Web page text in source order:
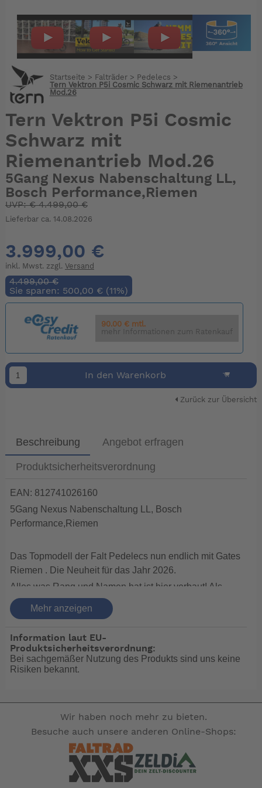
Startseite > Falträder> Pedelecs >
Tern Vektron P5i Cosmic Schwarz mit Riemenantrieb
Mod.26
Tern Vektron P5i Cosmic
Schwarz mit
Riemenantrieb Mod.26
5Gang Nexus Nabenschaltung LL,
Bosch Performance,Riemen
UVP:€4.499,00 €
Lieferbar ca. 14.08.2026
3.999,00 €
inkl. Mwst. zzgl. Versand
4.499,00 €
Sie sparen: 500,00 € (11%)
90.00 € mtl.
mehr Informationen zum Ratenkauf
In den Warenkorb
Zurück zur Übersicht
Beschreibung Angebot erfragen
Produktsicherheitsverordnung
EAN: 812741026160
5Gang Nexus Nabenschaltung LL, Bosch
Performance,Riemen
Das Topmodell der Falt Pedelecs nun endlich mit Gates
Riemen . Die Neuheit für das Jahr 2026.
Alles was Rang und Namen hat ist hier verbaut! Als
erstes natürlich der sehr warungsarme Gatesriemen
,dazu eine 5 Gang Nexus Nabenschaltung (extra für
sehr starken Bosch Performancemotor und Magura
Bremsen.
Das sagt der Hersteller:
Die Vektron-Modellreihe setzt die Maßstäbe in Sachen
falten, fahren und verstauen – kurz: Vielseitigkeit. Hier
kombinieren wir Elektro-Mobilität und Urbanität auf
ideale Weise miteinander. Und das Vektron vereint
aktuellste Faltrad-Technologie mit modernstem Design.
Mit Bosch-Antrieb in drei Versionen erhältlich – hier als
Mehr anzeigen
Information laut EU-
Produktsicherheitsverordnung:
Bei sachgemäßer Nutzung des Produkts sind uns keine
Risiken bekannt.
Wir haben noch mehr zu bieten.
Besuche auch unsere anderen Online-Shops: